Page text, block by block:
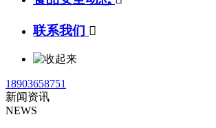
联系我们 
18903658751
新闻资讯
NEWS